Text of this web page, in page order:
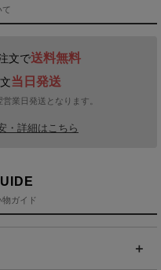
て
文で送料無料
当日発送
業日発送となります。
・詳細はこちら
物ガイド